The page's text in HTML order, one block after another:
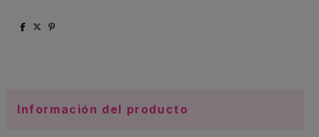
Información del producto